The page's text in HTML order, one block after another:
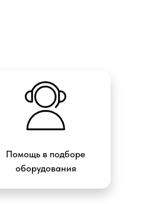
Помощь в подборе
оборудования